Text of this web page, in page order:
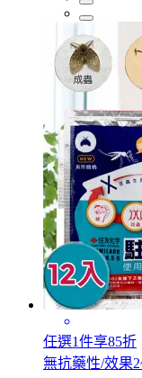
任選1件享85折
無抗藥性/效果